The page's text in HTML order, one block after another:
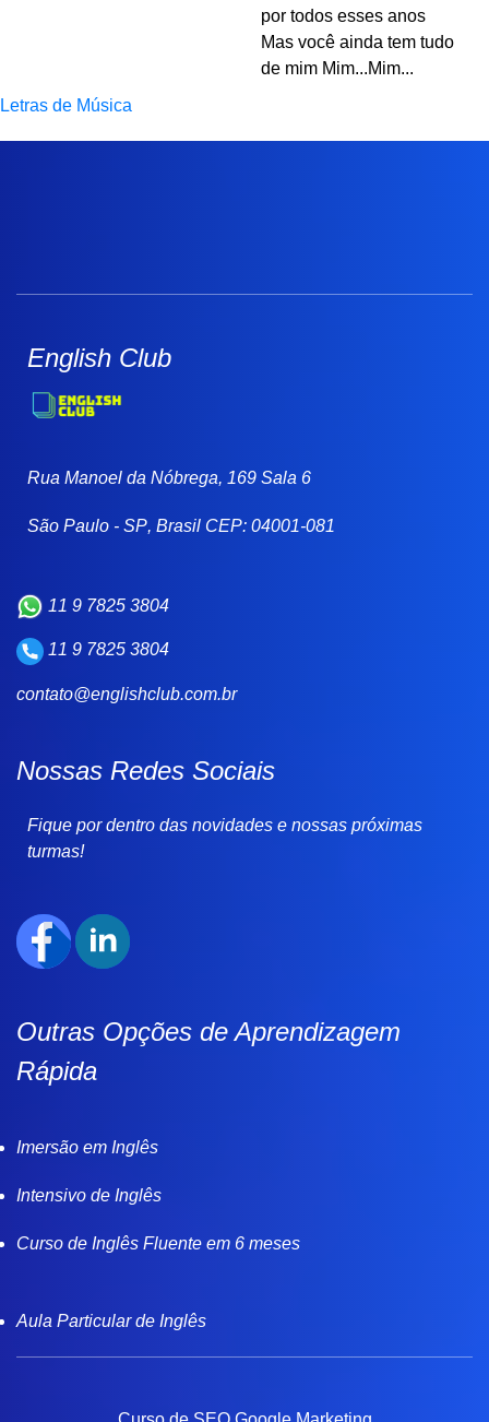
por todos esses anos
Mas você ainda tem tudo
de mim Mim...Mim...
Letras de Música
English Club
Rua Manoel da Nóbrega, 169 Sala 6
São Paulo - SP, Brasil CEP: 04001-081
11 9 7825 3804
11 9 7825 3804
contato@englishclub.com.br
Nossas Redes Sociais
Fique por dentro das novidades e nossas próximas
turmas!
Outras Opções de Aprendizagem
Rápida
Imersão em Inglês
Intensivo de Inglês
Curso de Inglês Fluente em 6 meses
Aula Particular de Inglês